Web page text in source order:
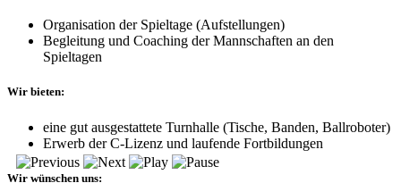
Organisation der Spieltage (Aufstellungen)
Begleitung und Coaching der Mannschaften an den
Spieltagen
Wir bieten:
eine gut ausgestattete Turnhalle (Tische, Banden, Ballroboter)
Erwerb der C-Lizenz und laufende Fortbildungen
Wir wünschen uns: